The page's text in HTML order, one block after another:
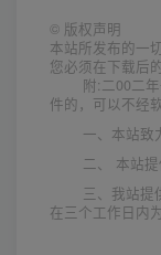
© 版权声明
本站所发布的一
您必须在下载后
附:二00二
件的，可以不经
一、本站致
二、 本站
三、我站提
在三个工作日内